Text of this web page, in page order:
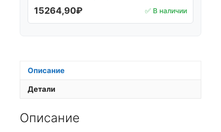
15264,90₽ ✅ В наличии
Описание
Детали
Описание